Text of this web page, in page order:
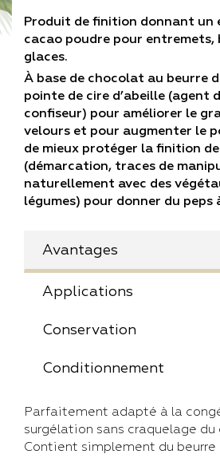
Produit de finition donnant un
cacao poudre pour entremets,
glaces.
À base de chocolat au beurre
pointe de cire d’abeille (agent
confiseur) pour améliorer le
velours et pour augmenter le
de mieux protéger la finition
(démarcation, traces de
naturellement avec des
légumes) pour donner du peps
Avantages
Applications
Conservation
Conditionnement
Parfaitement adapté à la
surgélation sans craquelage du
Contient simplement du beurre